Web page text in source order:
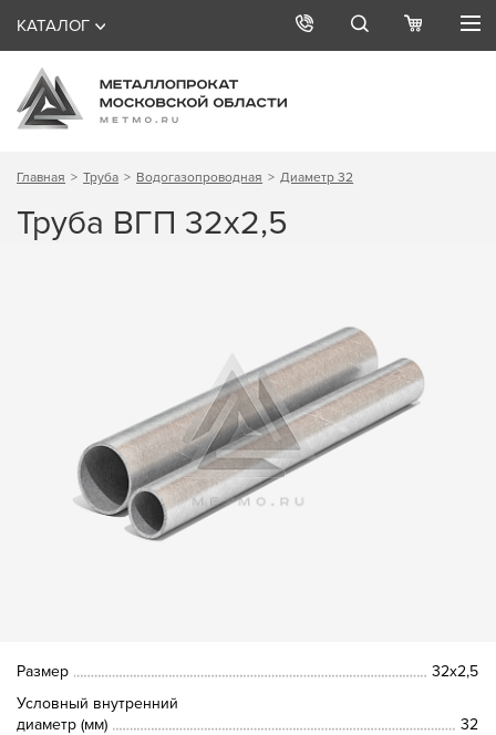
КАТАЛОГ
Главная Труба Водогазопроводная Диаметр 32
Труба ВГП 32х2,5
Размер
32х2,5
Условный внутренний
диаметр (мм)
32